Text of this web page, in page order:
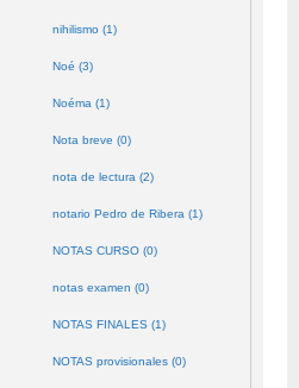
nihilismo (1)
Noé (3)
Noéma (1)
Nota breve (0)
nota de lectura (2)
notario Pedro de Ribera (1)
NOTAS CURSO (0)
notas examen (0)
NOTAS FINALES (1)
NOTAS provisionales (0)